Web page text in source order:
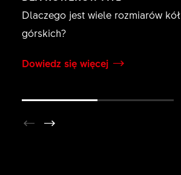
Dlaczego jest wiele rozmiarów
górskich?
Dowiedz się więcej